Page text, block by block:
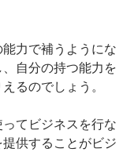
力で補うようにな
自分の持つ能力を
るのでしょう。
てビジネスを行な
供することがビジ